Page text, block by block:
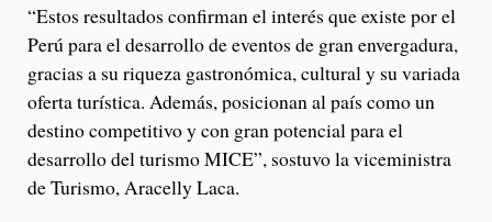
“Estos resultados confirman el interés que existe por el
Perú para el desarrollo de eventos de gran envergadura,
gracias a su riqueza gastronómica, cultural y su variada
oferta turística. Además, posicionan al país como un
destino competitivo y con gran potencial para el
desarrollo del turismo MICE”, sostuvo la viceministra
de Turismo, Aracelly Laca.